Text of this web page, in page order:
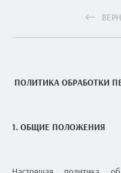
ПОЛИТИКА ОБРАБОТКИ
1. ОБЩИЕ ПОЛОЖЕНИЯ